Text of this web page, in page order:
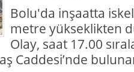
Bolu'da inşaatta
metre yükseklikten
Olay, saat 17.00
Caddesi’nde